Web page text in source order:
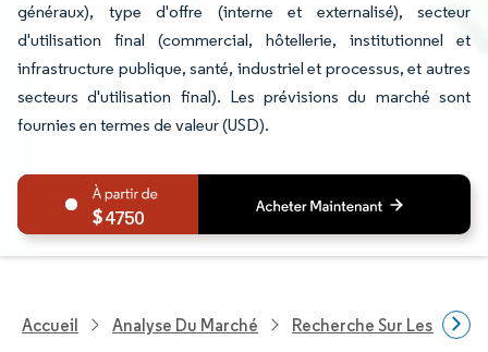
généraux), type d'offre (interne et externalisé), secteur
d'utilisation final (commercial, hôtellerie, institutionnel et
infrastructure publique, santé, industriel et processus, et autres
secteurs d'utilisation final). Les prévisions du marché sont
fournies en termes de valeur (USD).
4750
Accueil Analyse Du Marché Recherche Sur Les